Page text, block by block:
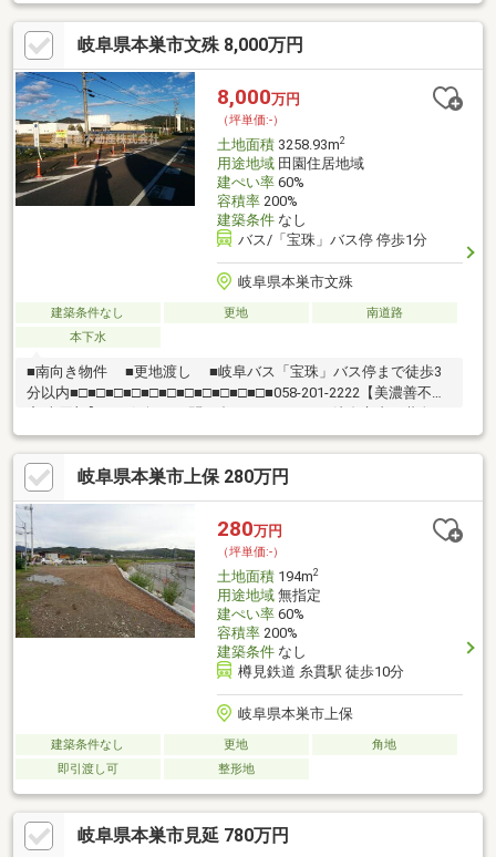
土地探しも住まい探しも建築も不動産のことならお任せ下さい。
■売買保有物件1000件以上！
岐阜県本巣市文殊 8,000万円
8,000万円
（坪単価:-）
土地面積3258.93m2
用途地域田園住居地域
建ぺい率60%
容積率200%
建築条件なし
バス/「宝珠」バス停 停歩1分
岐阜県本巣市文殊
建築条件なし 更地
南道路
本下水
■南向き物件 ■更地渡し ■岐阜バス「宝珠」バス停まで徒歩3
分以内■□■□■□■□■□■□■□■□■□■□■□■058-201-2222【美濃善不動
店舗・黄色い看板・黄色い車を見かけたことありませんか。私た
ちが美濃善不動産です！岐阜を知っている岐阜の不動産エキスパ
ート！土地探しも住まい探しも建築も不動産のことならお任せ下
さい。■売買保有物件1000件以上！
岐阜県本巣市上保 280万円
280万円
（坪単価:-）
土地面積194m2
用途地域無指定
建ぺい率60%
容積率200%
建築条件なし
樽見鉄道 糸貫駅 徒歩10分
岐阜県本巣市上保
建築条件なし 更地
角地
即引渡し可
整形地
岐阜県本巣市見延 780万円